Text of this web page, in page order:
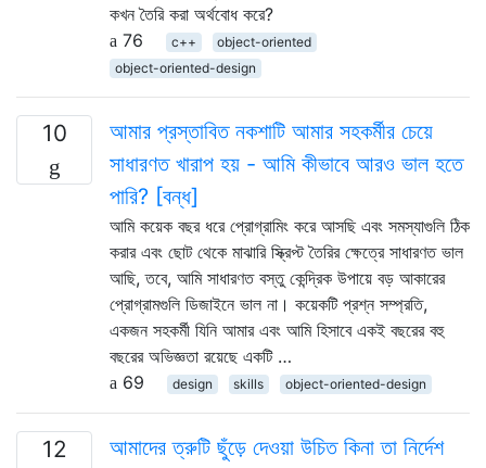
কখন তৈরি করা অর্থবোধ করে?
76
c++
object-oriented
object-oriented-design
10
আমার প্রস্তাবিত নকশাটি আমার সহকর্মীর চেয়ে
সাধারণত খারাপ হয় - আমি কীভাবে আরও ভাল হতে
পারি? [বন্ধ]
আমি কয়েক বছর ধরে প্রোগ্রামিং করে আসছি এবং সমস্যাগুলি ঠিক
করার এবং ছোট থেকে মাঝারি স্ক্রিপ্ট তৈরির ক্ষেত্রে সাধারণত ভাল
আছি, তবে, আমি সাধারণত বস্তু কেন্দ্রিক উপায়ে বড় আকারের
প্রোগ্রামগুলি ডিজাইনে ভাল না। কয়েকটি প্রশ্ন সম্প্রতি,
একজন সহকর্মী যিনি আমার এবং আমি হিসাবে একই বছরের বহু
বছরের অভিজ্ঞতা রয়েছে একটি …
69
design skills object-oriented-design
12
আমাদের ত্রুটি ছুঁড়ে দেওয়া উচিত কিনা তা নির্দেশ